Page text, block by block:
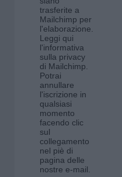
trasferite a
Mailchimp per
l'elaborazione.
Leggi qui
l'informativa
sulla privacy
di Mailchimp.
Potrai
annullare
l'iscrizione in
qualsiasi
momento
facendo clic
sul
collegamento
nel piè di
pagina delle
nostre e-mail.